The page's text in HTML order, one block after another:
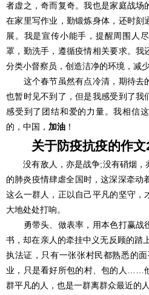
者虚之，奇而复奇。我也是家庭战场
在家里写作业，勤锻炼身体，还时刻
展。我是宣传小能手，提醒周围人
罩，勤洗手，遵循疫情相关要求。我
分类小督察员，创造洁净的环境，减
这个春节虽然有点冷清，期待去
也暂时见不到了，但是我感受到了我
感受到了团结和爱的力量。我相信
的，中国， 加油 ！
关于防疫抗疫的作文
没有敌人，亦是战争;没有硝烟，
的肺炎疫情肆虐全国时，这深深牵动
这么一群人，正以自己平凡的坚守，
大地处处打响。
勇带头、做表率，用本色打赢战
书，却在亲人的牵挂中义无反顾的踏
执法证，只有一张张村民都熟悉的
业，只是看好所包的村、包的人……
群平凡的人，也是一群离群众最近的